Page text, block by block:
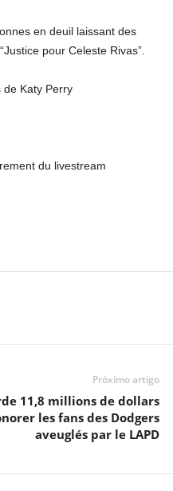
en deuil laissant des
pour Celeste Rivas”.
Katy Perry
du livestream
Próximo artigo
11,8 millions de dollars
les fans des Dodgers
aveuglés par le LAPD